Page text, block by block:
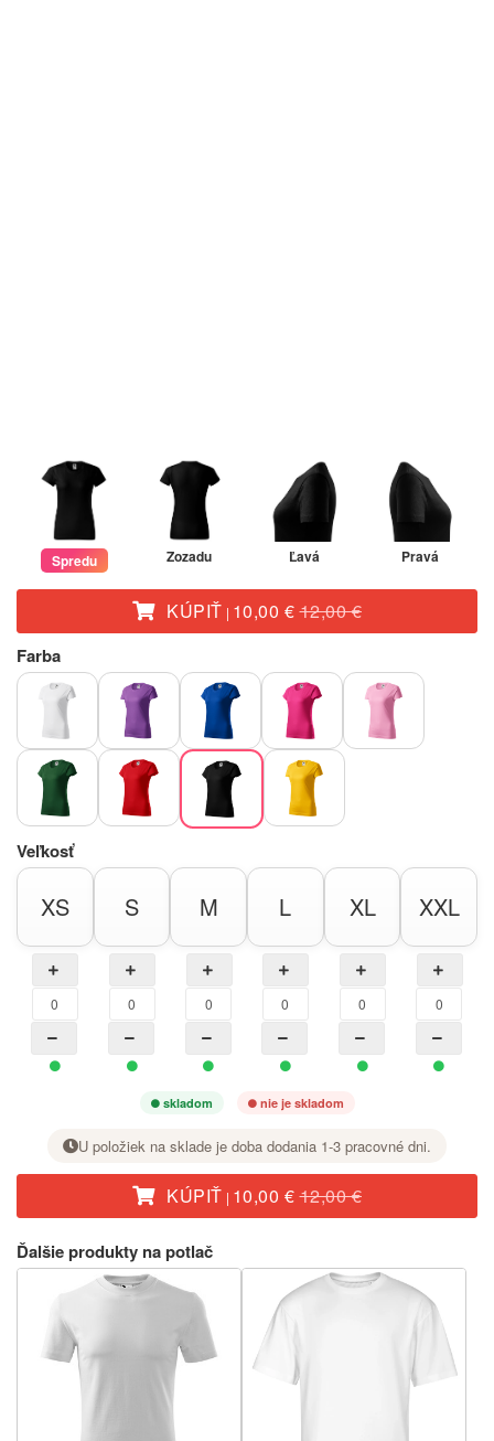
Spredu Zozadu Ľavá Pravá
KÚPIŤ | 10,00 €12,00 €
Farba
Veľkosť
XS S M L XL XXL
skladom nie je skladom
U položiek na sklade je doba dodania 1-3 pracovné dni.
KÚPIŤ | 10,00 €12,00 €
Ďalšie produkty na potlač